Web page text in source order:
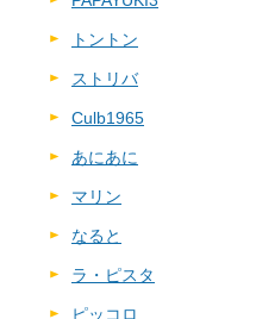
トントン
ストリバ
Culb1965
あにあに
マリン
なると
ラ・ピスタ
ピッコロ